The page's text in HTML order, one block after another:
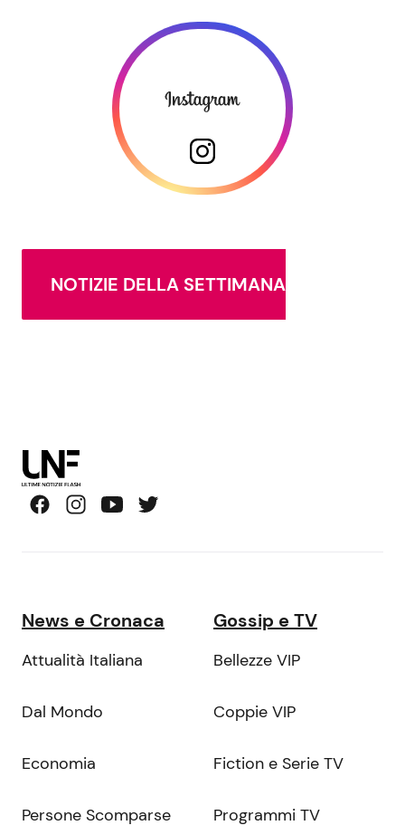
NOTIZIE DELLA SETTIMANA
News e Cronaca
Attualità Italiana
Dal Mondo
Economia
Persone Scomparse
Gossip e TV
Bellezze VIP
Coppie VIP
Fiction e Serie TV
Programmi TV